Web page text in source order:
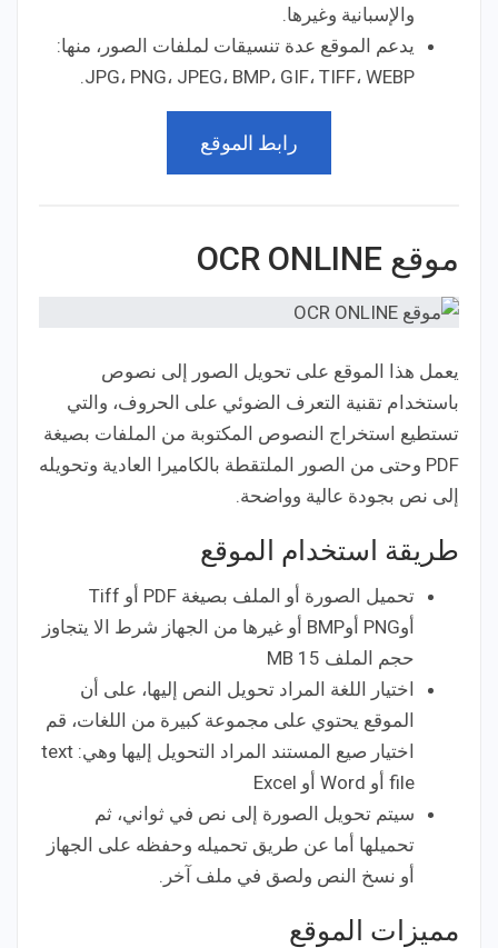
والإسبانية وغيرها.
يدعم الموقع عدة تنسيقات لملفات الصور، منها:
JPG، PNG، JPEG، BMP، GIF، TIFF، WEBP.
رابط الموقع
موقع OCR ONLINE
يعمل هذا الموقع على تحويل الصور إلى نصوص
باستخدام تقنية التعرف الضوئي على الحروف، والتي
تستطيع استخراج النصوص المكتوبة من الملفات بصيغة
PDF وحتى من الصور الملتقطة بالكاميرا العادية وتحويله
إلى نص بجودة عالية وواضحة.
طريقة استخدام الموقع
تحميل الصورة أو الملف بصيغة PDF أو Tiff
أوPNG أوBMP أو غيرها من الجهاز شرط الا يتجاوز
حجم الملف 15 MB
اختيار اللغة المراد تحويل النص إليها، على أن
الموقع يحتوي على مجموعة كبيرة من اللغات، قم
اختيار صيع المستند المراد التحويل إليها وهي: text
file أو Word أو Excel
سيتم تحويل الصورة إلى نص في ثواني، ثم
تحميلها أما عن طريق تحميله وحفظه على الجهاز
أو نسخ النص ولصق في ملف آخر.
مميزات الموقع